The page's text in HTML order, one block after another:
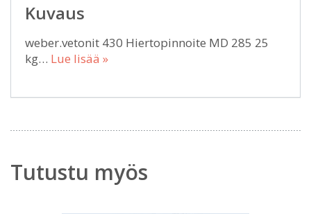
Kuvaus
weber.vetonit 430 Hiertopinnoite MD 285 25
kg… Lue lisää »
Tutustu myös